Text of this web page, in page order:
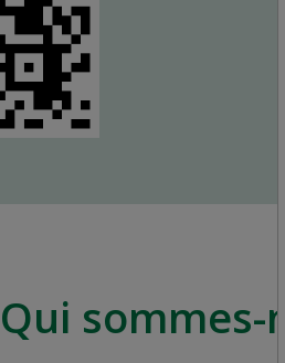
Qui sommes-